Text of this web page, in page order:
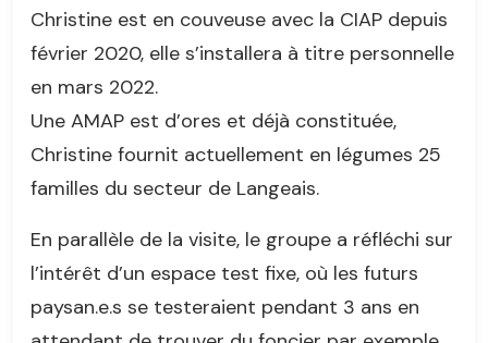
Christine est en couveuse avec la CIAP depuis
février 2020, elle s’installera à titre personnelle
en mars 2022.
Une AMAP est d’ores et déjà constituée,
Christine fournit actuellement en légumes 25
familles du secteur de Langeais.
En parallèle de la visite, le groupe a réfléchi sur
l’intérêt d’un espace test fixe, où les futurs
paysan.e.s se testeraient pendant 3 ans en